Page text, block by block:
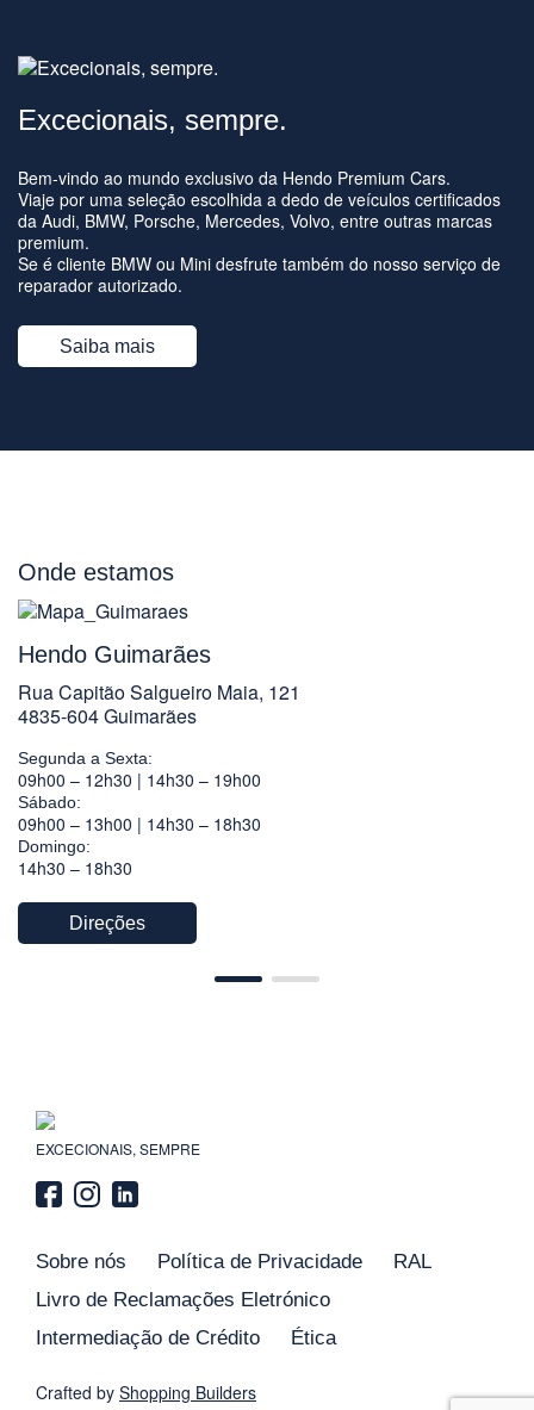
Excecionais, sempre.
Bem-vindo ao mundo exclusivo da Hendo Premium Cars.
Viaje por uma seleção escolhida a dedo de veículos certificados
da Audi, BMW, Porsche, Mercedes, Volvo, entre outras marcas
premium.
Se é cliente BMW ou Mini desfrute também do nosso serviço de
reparador autorizado.
Saiba mais
Onde estamos
Hendo Guimarães
Rua Capitão Salgueiro Maia, 121
4835-604 Guimarães
Segunda a Sexta:
09h00 – 12h30 | 14h30 – 19h00
Sábado:
09h00 – 13h00 | 14h30 – 18h30
Domingo:
14h30 – 18h30
Direções
EXCECIONAIS, SEMPRE
Sobre nós Política de Privacidade
RAL
Livro de Reclamações Eletrónico
Intermediação de Crédito
Ética
Crafted by Shopping Builders